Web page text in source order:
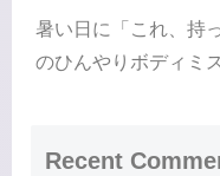
暑い日に「これ、持
のひんやりボディミ
Recent